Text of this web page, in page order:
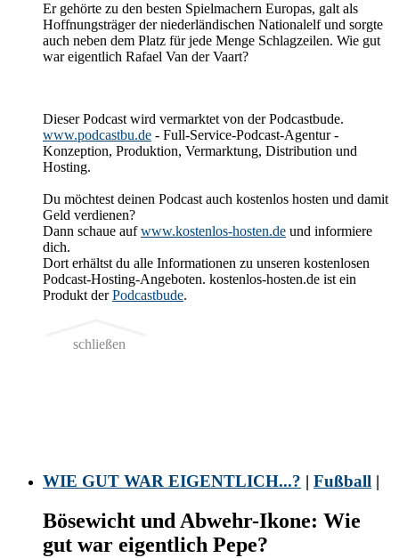
Er gehörte zu den besten Spielmachern Europas, galt als
Hoffnungsträger der niederländischen Nationalelf und sorgte
auch neben dem Platz für jede Menge Schlagzeilen. Wie gut
war eigentlich Rafael Van der Vaart?
Dieser Podcast wird vermarktet von der Podcastbude.
www.podcastbu.de - Full-Service-Podcast-Agentur -
Konzeption, Produktion, Vermarktung, Distribution und
Hosting.
Du möchtest deinen Podcast auch kostenlos hosten und damit
Geld verdienen?
Dann schaue aufwww.kostenlos-hosten.de und informiere
dich.
Dort erhältst du alle Informationen zu unseren kostenlosen
Podcast-Hosting-Angeboten. kostenlos-hosten.de ist ein
Produkt derPodcastbude.
schließen
WIE GUT WAR EIGENTLICH...? | Fußball |
Bösewicht und Abwehr-Ikone: Wie
gut war eigentlich Pepe?